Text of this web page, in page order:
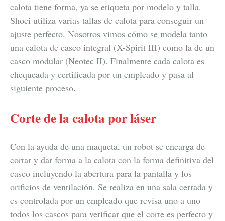
calota tiene forma, ya se etiqueta por modelo y talla.
Shoei utiliza varias tallas de calota para conseguir un
ajuste perfecto. Nosotros vimos cómo se modela tanto
una calota de casco integral (X-Spirit III) como la de un
casco modular (Neotec II). Finalmente cada calota es
chequeada y certificada por un empleado y pasa al
siguiente proceso.
Corte de la calota por láser
Con la ayuda de una maqueta, un robot se encarga de
cortar y dar forma a la calota con la forma definitiva del
casco incluyendo la abertura para la pantalla y los
orificios de ventilación. Se realiza en una sala cerrada y
es controlada por un empleado que revisa uno a uno
todos los cascos para verificar que el corte es perfecto y